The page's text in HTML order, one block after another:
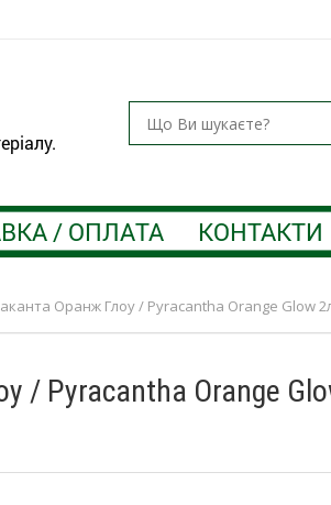
/ ОПЛАТА КОНТАКТИ
Оранж Глоу / Pyracantha Orange Glow
/ Pyracantha Orange